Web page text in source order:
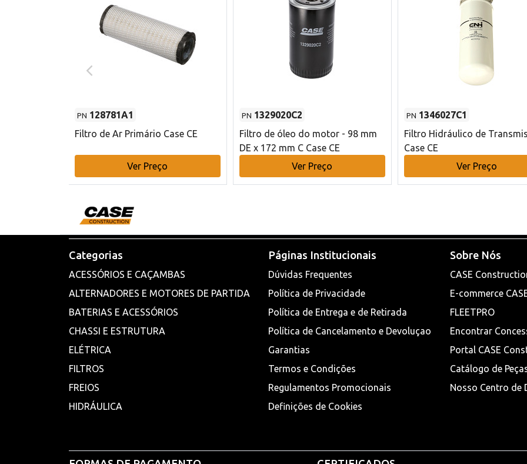
PN 128781A1
Filtro de Ar Primário Case CE
Ver Preço
PN 1329020C2
Filtro de óleo do motor - 98 mm
DE x 172 mm C Case CE
Ver Preço
PN 1346027C1
Filtro Hidráulico de
Case CE
Ver Preço
Categorias
ACESSÓRIOS E CAÇAMBAS
ALTERNADORES E MOTORES DE PARTIDA
BATERIAS E ACESSÓRIOS
CHASSI E ESTRUTURA
ELÉTRICA
FILTROS
FREIOS
HIDRÁULICA
Páginas Institucionais
Dúvidas Frequentes
Política de Privacidade
Política de Entrega e de Retirada
Política de Cancelamento e Devoluçao
Garantias
Termos e Condições
Regulamentos Promocionais
Definições de Cookies
Sobre Nós
CASE
E-commerce
FLEETPRO
Encontrar
Portal CASE
Catálogo de
Nosso Centro de